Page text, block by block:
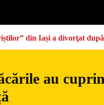
din Iași a divorţat
au